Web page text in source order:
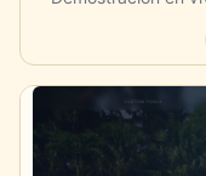
Abre la